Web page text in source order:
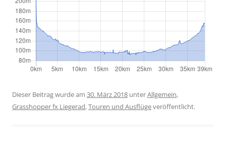
Dieser Beitrag wurde am 30. März 2018 unterAllgemein,
Grasshopper fx Liegerad,Touren und Ausflügeveröffentlicht.